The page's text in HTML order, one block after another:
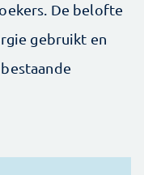
De belofte
gebruikt en